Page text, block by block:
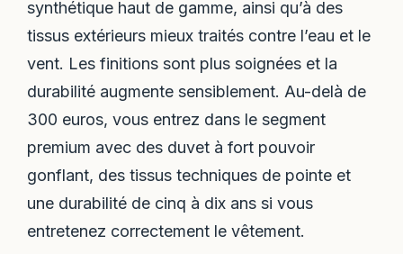
synthétique haut de gamme, ainsi qu’à des
tissus extérieurs mieux traités contre l’eau et le
vent. Les finitions sont plus soignées et la
durabilité augmente sensiblement. Au-delà de
300 euros, vous entrez dans le segment
premium avec des duvet à fort pouvoir
gonflant, des tissus techniques de pointe et
une durabilité de cinq à dix ans si vous
entretenez correctement le vêtement.